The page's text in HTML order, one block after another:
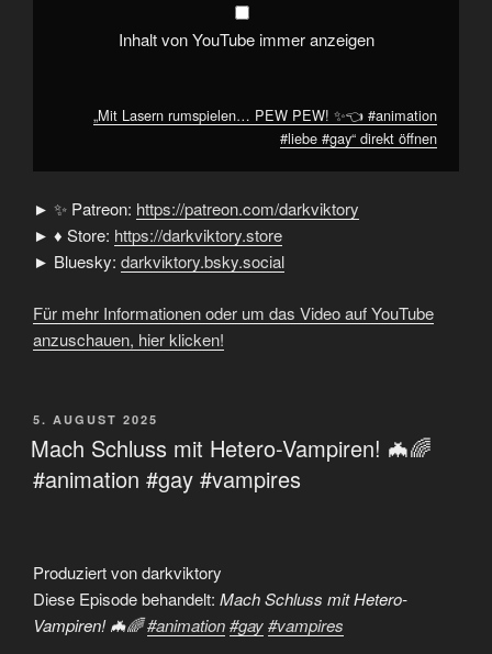
Inhalt von YouTube immer anzeigen
„Mit Lasern rumspielen… PEW PEW! ✨👈 #animation
#liebe #gay“ direkt öffnen
► ✨ Patreon: https://patreon.com/darkviktory
► ♦ Store: https://darkviktory.store
► Bluesky: darkviktory.bsky.social
Für mehr Informationen oder um das Video auf YouTube
anzuschauen, hier klicken!
VERÖFFENTLICHT
AM
5. AUGUST 2025
Mach Schluss mit Hetero-Vampiren! 🦇🌈
#animation #gay #vampires
Produziert von darkviktory
Diese Episode behandelt: Mach Schluss mit Hetero-
Vampiren! 🦇🌈#animation#gay#vampires